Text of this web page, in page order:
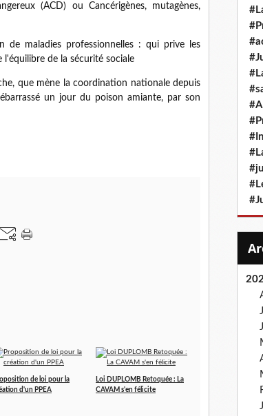
(ACD) ou Cancérigènes, mutagènes,
de maladies professionnelles : qui prive les
l'équilibre de la sécurité sociale
que mène la coordination nationale depuis
un jour du poison amiante, par son
de loi pour la
d'un PPEA
Loi DUPLOMB Retoquée : La
CAVAM s'en félicite